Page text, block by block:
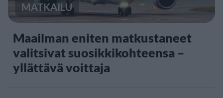
MATKAILU
Maailman eniten matkustaneet
valitsivat suosikkikohteensa –
yllättävä voittaja